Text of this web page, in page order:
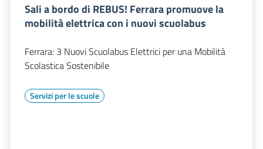
Sali a bordo di REBUS! Ferrara promuove la
mobilità elettrica con i nuovi scuolabus
Ferrara: 3 Nuovi Scuolabus Elettrici per una Mobilità
Scolastica Sostenibile
Servizi per le scuole